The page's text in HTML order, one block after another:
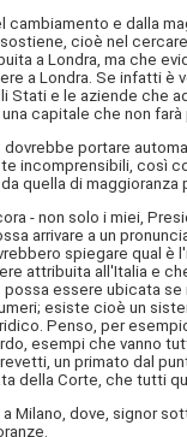
cambiamento e dalla
cioè nel
a Londra, ma che
a Londra. Se infatti
Stati e le aziende che
capitale che non
portare
incomprensibili, così
quella di maggioranza
- non solo i miei,
arrivare a un
spiegare qual è
attribuita all'Italia e
essere ubicata
esiste cioè un
Penso, per
esempi che vanno
un primato dal
della Corte, che tutti
Milano, dove, signor